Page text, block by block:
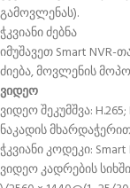
გამოვლენას).
ჭკვიანი ძებნა
იმუშავეთ Smart
ძიება, მოვლენის
ვიდეო
ვიდეო შეკუმშვა:
ნაკადის
ჭკვიანი კოდეკი: Smart
ვიდეო კადრების